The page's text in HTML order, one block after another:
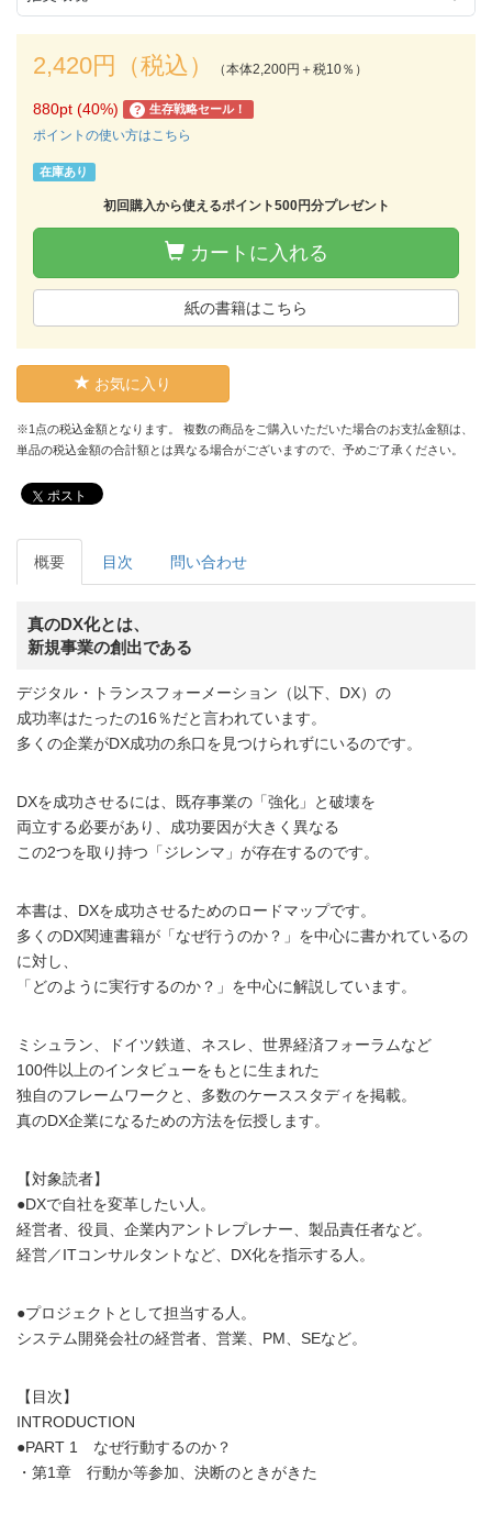
2,420円（税込） （本体2,200円＋税10％）
880pt (40%) ? 生存戦略セール！
ポイントの使い方はこちら
在庫あり
初回購入から使えるポイント500円分プレゼント
カートに入れる
紙の書籍はこちら
お気に入り
※1点の税込金額となります。 複数の商品をご購入いただいた場合のお支払金額は、
単品の税込金額の合計額とは異なる場合がございますので、予めご了承ください。
ポスト
概要 目次 問い合わせ
真のDX化とは、
新規事業の創出である
デジタル・トランスフォーメーション（以下、DX）の
成功率はたったの16％だと言われています。
多くの企業がDX成功の糸口を見つけられずにいるのです。
DXを成功させるには、既存事業の「強化」と破壊を
両立する必要があり、成功要因が大きく異なる
この2つを取り持つ「ジレンマ」が存在するのです。
本書は、DXを成功させるためのロードマップです。
多くのDX関連書籍が「なぜ行うのか？」を中心に書かれているの
に対し、
「どのように実行するのか？」を中心に解説しています。
ミシュラン、ドイツ鉄道、ネスレ、世界経済フォーラムなど
100件以上のインタビューをもとに生まれた
独自のフレームワークと、多数のケーススタディを掲載。
真のDX企業になるための方法を伝授します。
【対象読者】
●DXで自社を変革したい人。
経営者、役員、企業内アントレプレナー、製品責任者など。
経営／ITコンサルタントなど、DX化を指示する人。
●プロジェクトとして担当する人。
システム開発会社の経営者、営業、PM、SEなど。
【目次】
INTRODUCTION
●PART 1 なぜ行動するのか？
・第1章 行動か等参加、決断のときがきた